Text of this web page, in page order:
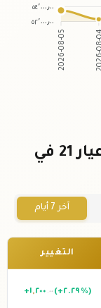
٥٤٬٠٠٠٫٠٠
٥٢٬٠٠٠٫٠٠
2026-08-05 2026-08-04
سعر سبيكة ذهب 1 جرام عيار 21 في
آخر 7 أيام
التغيير
+١,٢٠٠ .٠٠ (+٢.٢٩%)